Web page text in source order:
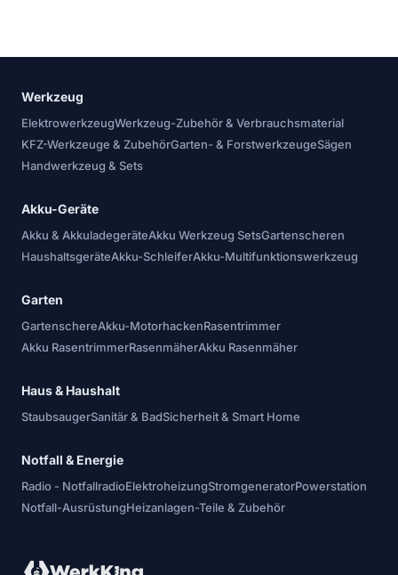
Werkzeug
ElektrowerkzeugWerkzeug-Zubehör & Verbrauchsmaterial
KFZ-Werkzeuge & ZubehörGarten- & ForstwerkzeugeSägen
Handwerkzeug & Sets
Akku-Geräte
Akku & AkkuladegeräteAkku Werkzeug SetsGartenscheren
HaushaltsgeräteAkku-SchleiferAkku-Multifunktionswerkzeug
Garten
GartenschereAkku-MotorhackenRasentrimmer
Akku RasentrimmerRasenmäherAkku Rasenmäher
Haus & Haushalt
StaubsaugerSanitär & BadSicherheit & Smart Home
Notfall & Energie
Radio - NotfallradioElektroheizungStromgeneratorPowerstation
Notfall-AusrüstungHeizanlagen-Teile & Zubehör